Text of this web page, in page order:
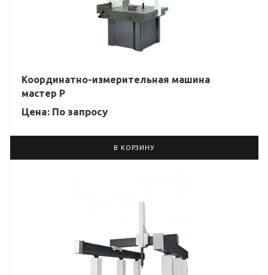
Координатно-измерительная машина
мастер P
Цена: По запросу
В КОРЗИНУ